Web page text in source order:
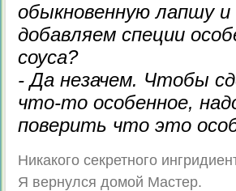
обыкновенную лапшу и
добавляем специи
соуса?
- Да незачем. Чтобы
что-то особенное,
поверить что это
Никакого секретного
Я вернулся домой Мастер.